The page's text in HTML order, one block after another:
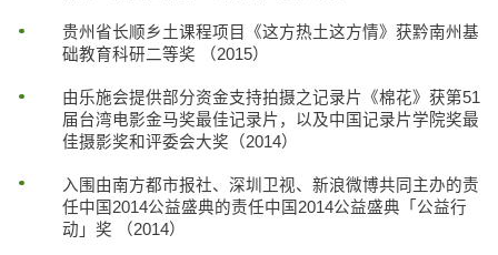
贵州省长顺乡土课程项目《这方热土这方情》获黔南州基
础教育科研二等奖 （2015）
由乐施会提供部分资金支持拍摄之记录片《棉花》获第51
届台湾电影金马奖最佳记录片，以及中国记录片学院奖最
佳摄影奖和评委会大奖（2014）
入围由南方都市报社、深圳卫视、新浪微博共同主办的责
任中国2014公益盛典的责任中国2014公益盛典「公益行
动」奖 （2014）